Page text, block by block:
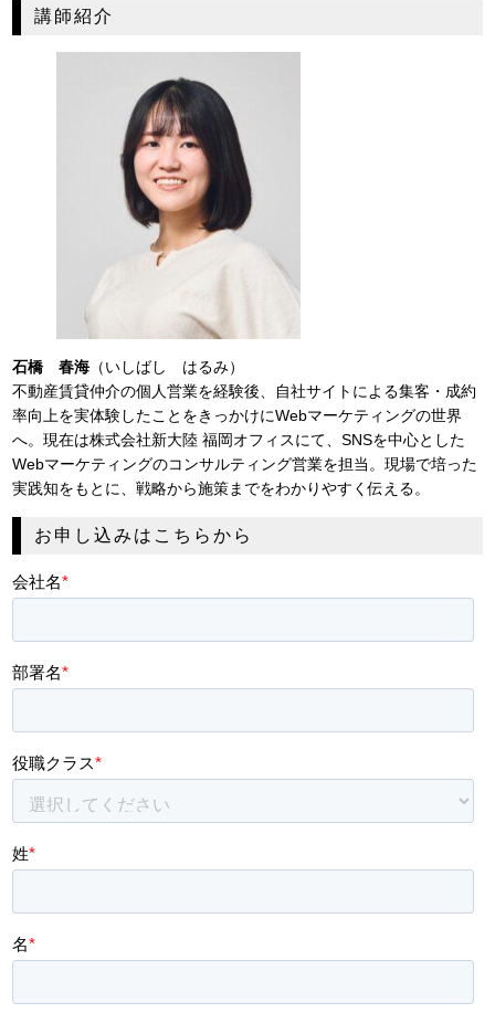
講師紹介
石橋 春海 （いしばし はるみ）
不動産賃貸仲介の個人営業を経験後、自社サイトによる集客・成約
率向上を実体験したことをきっかけにWebマーケティングの世界
へ。現在は株式会社新大陸 福岡オフィスにて、SNSを中心とした
Webマーケティングのコンサルティング営業を担当。現場で培った
実践知をもとに、戦略から施策までをわかりやすく伝える。
お申し込みはこちらから